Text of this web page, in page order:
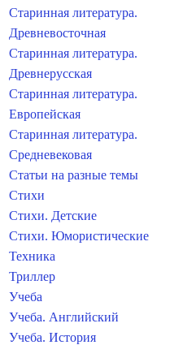
Старинная литература.
Древневосточная
Старинная литература.
Древнерусская
Старинная литература.
Европейская
Старинная литература.
Средневековая
Статьи на разные темы
Стихи
Стихи. Детские
Стихи. Юмористические
Техника
Триллер
Учеба
Учеба. Английский
Учеба. История